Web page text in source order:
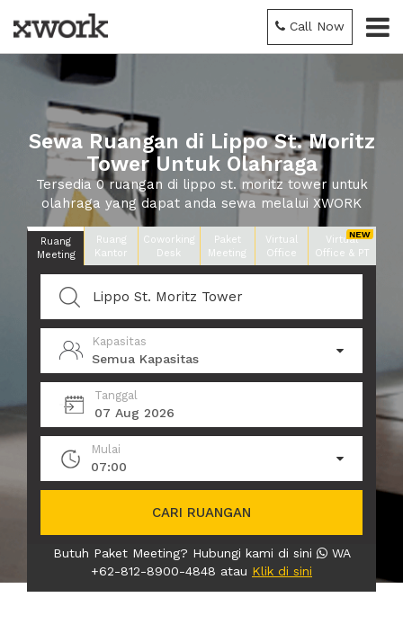
Call Now
Sewa Ruangan di Lippo St. Moritz
Tower Untuk Olahraga
Tersedia 0 ruangan di lippo st. moritz tower untuk
olahraga yang dapat anda sewa melalui XWORK
Ruang
Meeting
Ruang
Kantor
Coworking
Desk
Paket
Meeting
Virtual
Office
Virtual
Office & PT
Kapasitas
Semua Kapasitas
Tanggal
07 Aug 2026
Mulai
07:00
CARI RUANGAN
Butuh Paket Meeting? Hubungi kami di sini
WA
+62-812-8900-4848 atau Klik di sini